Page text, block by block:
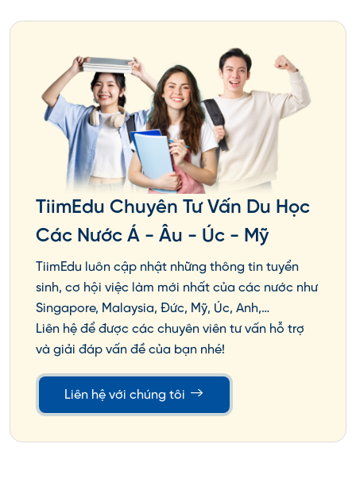
TiimEdu Chuyên Tư Vấn Du Học
Các Nước Á - Âu - Úc - Mỹ
TiimEdu luôn cập nhật những thông tin tuyển
sinh, cơ hội việc làm mới nhất của các nước như
Singapore, Malaysia, Đức, Mỹ, Úc, Anh,…
Liên hệ để được các chuyên viên tư vấn hỗ trợ
và giải đáp vấn đề của bạn nhé!
Liên hệ với chúng tôi